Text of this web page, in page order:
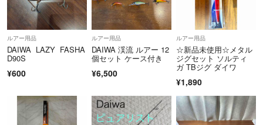
ルアー用品
DAIWA LAZY FASHA
D90S
¥600
ルアー用品
DAIWA 渓流 ルアー 12
個セット ケース付き
¥6,500
ルアー用品
☆新品未使用☆メタル
ジグセット ソルティ
ガ TBジグ ダイワ
¥1,890